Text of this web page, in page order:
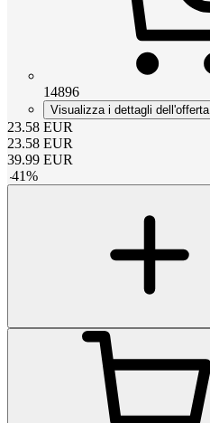
14896
Visualizza i dettagli dell'offerta
23.58 EUR
23.58 EUR
39.99 EUR
-41%